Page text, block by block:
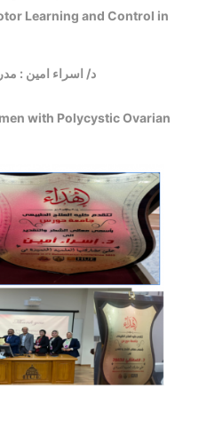
د/ اسراء امين :
with Polycystic Ovarian